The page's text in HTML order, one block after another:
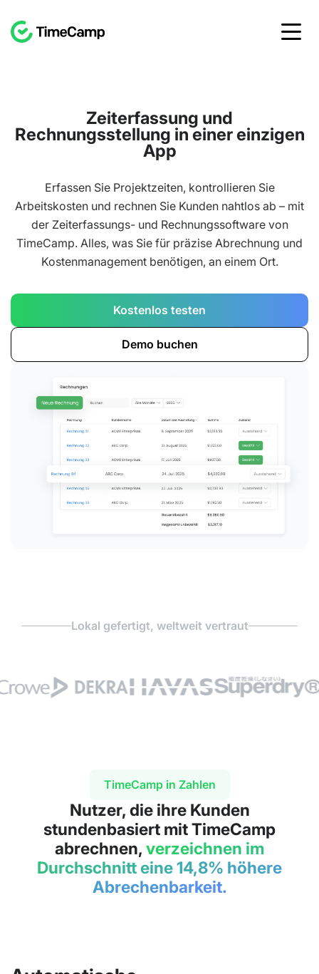
Zeiterfassung und
Rechnungsstellung in einer
App
Erfassen Sie Projektzeiten, kontrollieren Sie
Arbeitskosten und rechnen Sie Kunden nahtlos ab – mit
der Zeiterfassungs- und Rechnungssoftware von
TimeCamp. Alles, was Sie für präzise Abrechnung und
Kostenmanagement benötigen, an einem Ort.
Kostenlos testen
Demo buchen
Lokal gefertigt, weltweit vertraut
TimeCamp in Zahlen
Nutzer, die ihre Kunden
stundenbasiert mit TimeCamp
abrechnen,verzeichnen im